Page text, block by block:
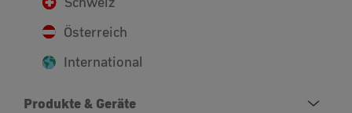
Österreich
International
Produkte & Geräte